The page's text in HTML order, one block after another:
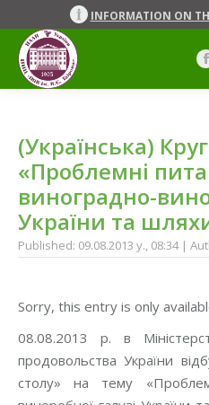
INFORMATION ON
(Українська)
«Проблемні
виноградно-
України та
Published: 09.08.2013 y., 08:34 |
Sorry, this entry is only
08.08.2013 р. в
продовольства України
столу» на тему